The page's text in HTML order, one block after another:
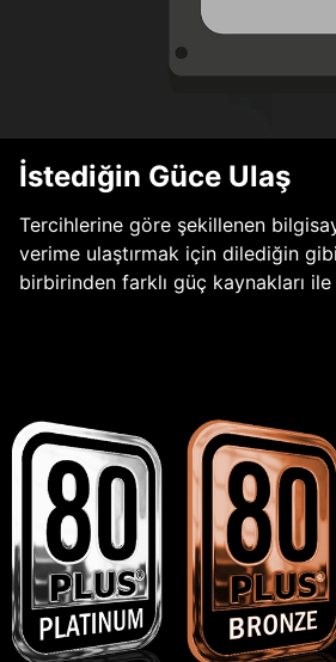
İstediğin Güce Ulaş
Tercihlerine göre şekillenen
verime ulaştırmak için dilediğin
birbirinden farklı güç kaynakları